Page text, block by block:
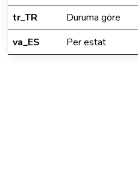
tr_TR
Duruma göre
va_ES
Per estat